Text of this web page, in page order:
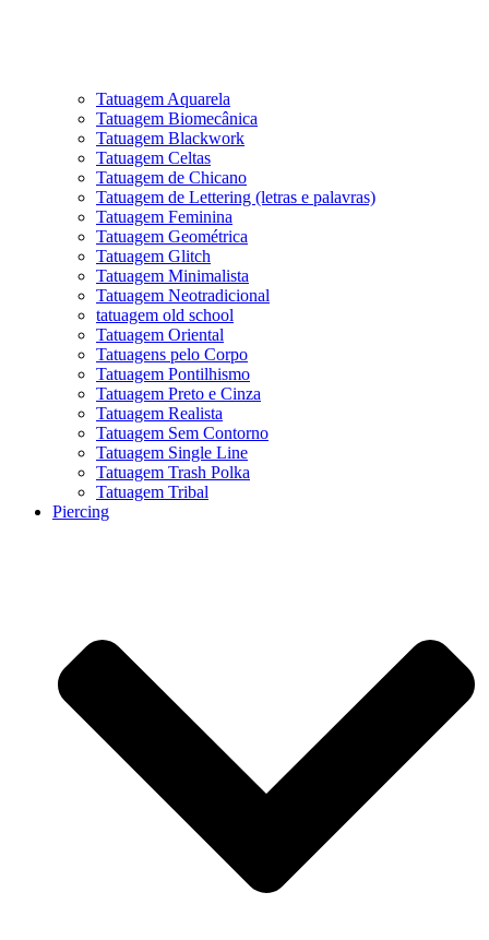
Tatuagem Aquarela
Tatuagem Biomecânica
Tatuagem Blackwork
Tatuagem Celtas
Tatuagem de Chicano
Tatuagem de Lettering (letras e palavras)
Tatuagem Feminina
Tatuagem Geométrica
Tatuagem Glitch
Tatuagem Minimalista
Tatuagem Neotradicional
tatuagem old school
Tatuagem Oriental
Tatuagens pelo Corpo
Tatuagem Pontilhismo
Tatuagem Preto e Cinza
Tatuagem Realista
Tatuagem Sem Contorno
Tatuagem Single Line
Tatuagem Trash Polka
Tatuagem Tribal
Piercing